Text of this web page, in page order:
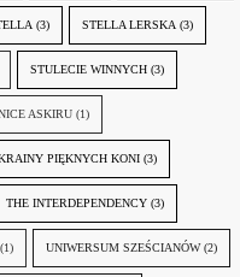
(3) STELLA LERSKA (3)
STULECIE WINNYCH (3)
ASKIRU (1)
PIĘKNYCH KONI (3)
THE INTERDEPENDENCY (3)
(1) UNIWERSUM SZEŚCIANÓW (2)